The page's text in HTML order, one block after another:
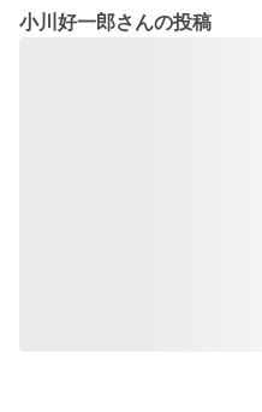
小川好一郎さんの投稿